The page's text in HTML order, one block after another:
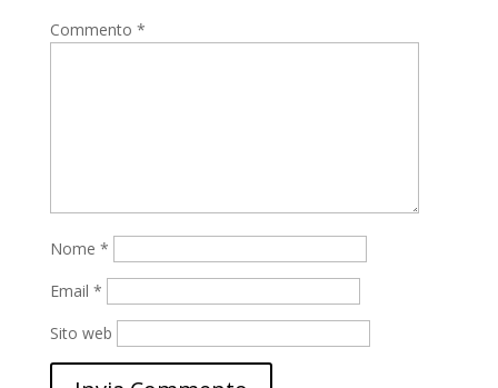
Commento *
Nome *
Email *
Sito web